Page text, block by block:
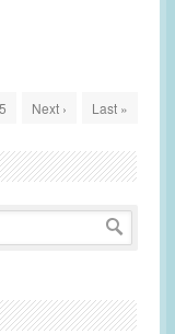
5 Next › Last »